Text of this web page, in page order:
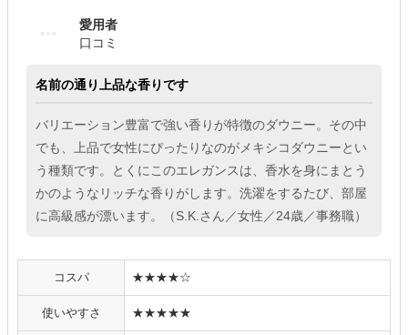
愛用者
口コミ
名前の通り上品な香りです
バリエーション豊富で強い香りが特徴のダウニー。その中
でも、上品で女性にぴったりなのがメキシコダウニーとい
う種類です。とくにこのエレガンスは、香水を身にまとう
かのようなリッチな香りがします。洗濯をするたび、部屋
に高級感が漂います。（S.K.さん／女性／24歳／事務職）
コスパ ★★★★☆
使いやすさ ★★★★★